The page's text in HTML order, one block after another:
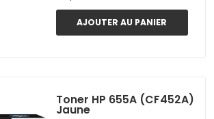
AJOUTER AU PANIER
Toner HP 655A (CF452A)
Jaune